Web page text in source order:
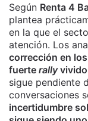
Según Renta 4
plantea
en la que el
atención. Los
corrección en
fuerte rallyvivido
sigue pendiente
conversaciones
incertidumbre